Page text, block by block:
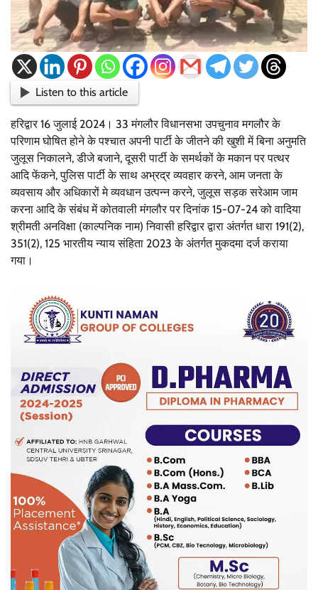
Listen to this article
हरिद्वार 16 जुलाई 2024। 33 मंगलौर विधानसभा उपचुनाव मगलौर के
परिणाम घोषित होने के पश्चात अपनी पार्टी के जीतने की खुशी में बिना अनुमति
जुलूस निकालने, डीजे बजाने, दूसरी पार्टी के समर्थकों के मकान पर पत्थर
आदि फेंकने, पुलिस पार्टी के साथ अभ्रद्र व्यवहार करने, आम जनता के
व्यवसाय और अधिकारों मे व्यवधान उत्पन्न करने, जुलूस सड़क सरेआम जाम
करना आदि के संबंध में कोतवाली मंगलौर पर दिनांक 15-07-24 को वादिया
श्रीमती अनविक्षा (काल्पनिक नाम) निवासी हरिद्वार द्वारा अंतर्गत धारा 191(2),
351(2), 125 भारतीय न्याय संहिता 2023 के अंतर्गत मुकदमा दर्ज कराया
गया।